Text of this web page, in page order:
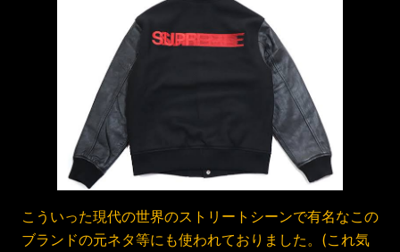
こういった現代の世界のストリートシーンで有名なこの
ブランドの元ネタ等にも使われておりました。(これ気